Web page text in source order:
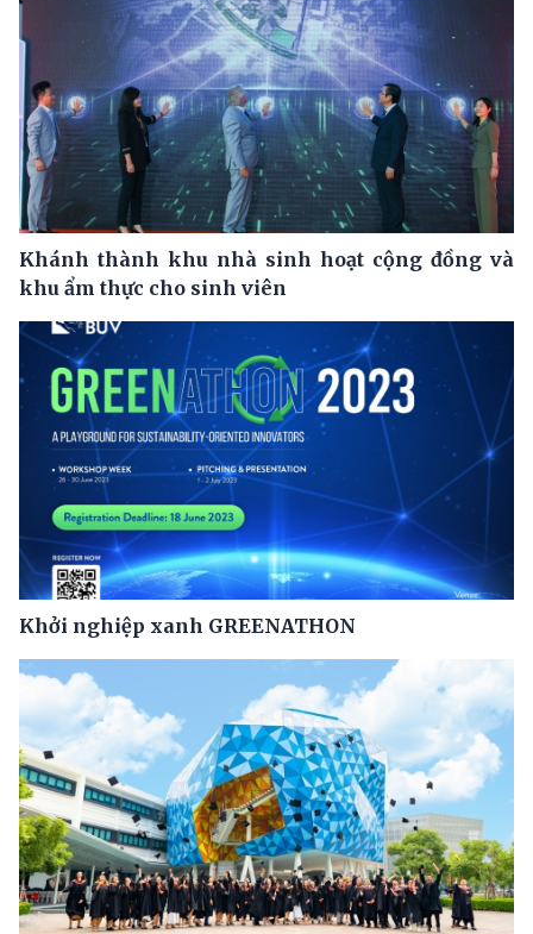
Khánh thành khu nhà sinh hoạt cộng đồng và
khu ẩm thực cho sinh viên
Khởi nghiệp xanh GREENATHON